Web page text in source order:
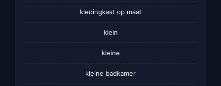
kledingkast op maat
klein
kleine
kleine badkamer